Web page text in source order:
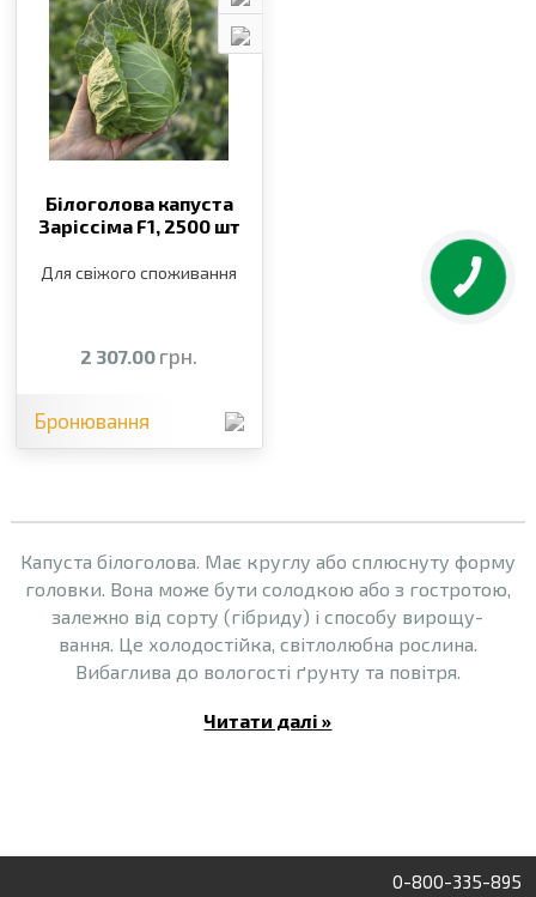
Білоголова капуста
Заріссіма F1, 2500 шт
Для свіжого споживання
2 307.00 грн.
Бронювання
Капуста білоголова. Має круглу або сплюснуту форму
головки. Вона може бути солодкою або з гостротою,
залежно від сорту (гібриду) і способу вирощу-
вання. Це холодостійка, світлолюбна рослина.
Вибаглива до вологості ґрунту та повітря.
Читати далі »
0-800-335-895